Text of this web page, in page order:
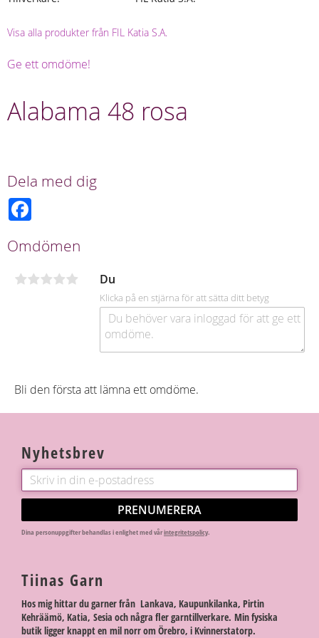
Visa alla produkter från FIL Katia S.A.
Ge ett omdöme!
Alabama 48 rosa
Dela med dig
b
o
k
Omdömen
Du
Klicka på en stjärna för att sätta ditt betyg
Bli den första att lämna ett omdöme.
Nyhetsbrev
PRENUMERERA
Dina personuppgifter behandlas i enlighet med vårintegritetspolicy.
Tiinas Garn
Hos mig hittar du garner från Lankava, Kaupunkilanka, Pirtin
Kehräämö, Katia, Sesia och några fler garntillverkare. Min fysiska
butik ligger knappt en mil norr om Örebro, i Kvinnerstatorp.